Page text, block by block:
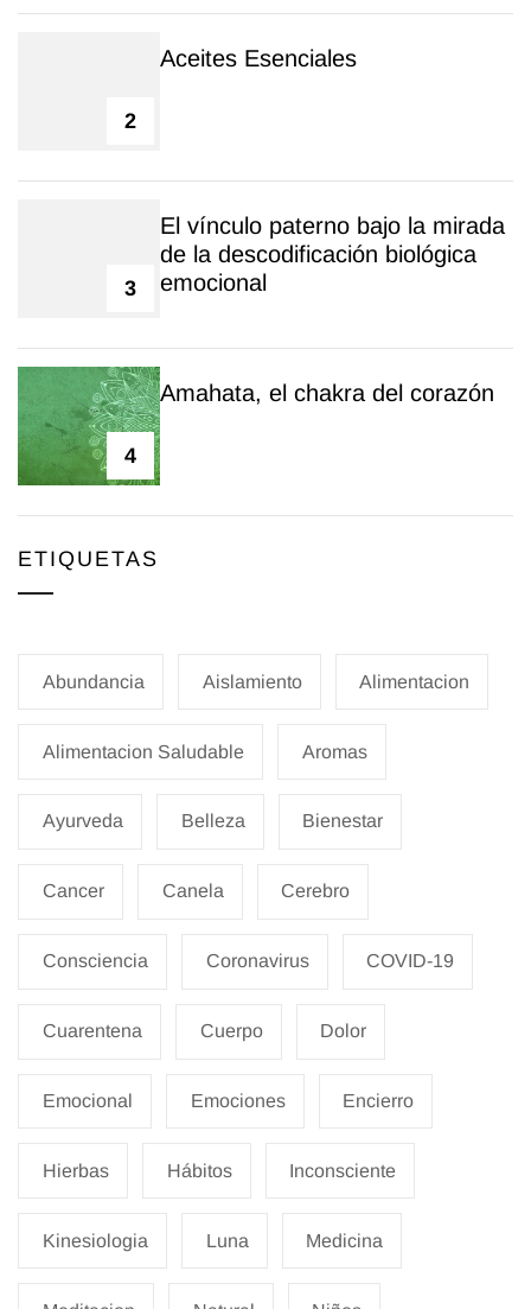
2
Aceites Esenciales
3
El vínculo paterno bajo la mirada
de la descodificación biológica
emocional
4
Amahata, el chakra del corazón
ETIQUETAS
Abundancia Aislamiento Alimentacion
Alimentacion Saludable Aromas
Ayurveda Belleza Bienestar
Cancer Canela Cerebro
Consciencia Coronavirus COVID-19
Cuarentena Cuerpo Dolor
Emocional Emociones Encierro
Hierbas Hábitos Inconsciente
Kinesiologia Luna Medicina